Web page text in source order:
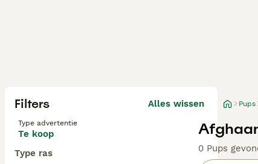
Filters Alles wissen
Type advertentie
Te koop
Type ras
Pups
0 Pups